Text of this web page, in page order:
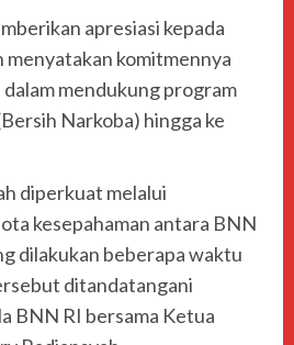
apresiasi kepada
menyatakan komitmennya
mendukung program
Narkoba) hingga ke
diperkuat melalui
kesepahaman antara BNN
dilakukan beberapa waktu
ditandatangani
BNN RI bersama Ketua